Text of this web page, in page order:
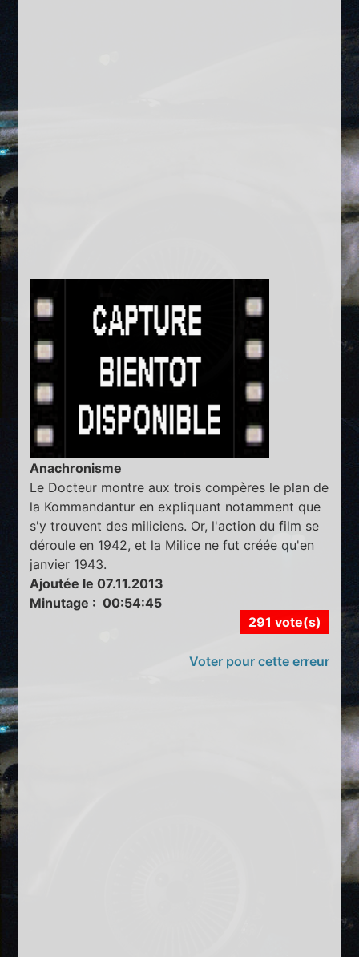
Anachronisme
Le Docteur montre aux trois compères le plan de
la Kommandantur en expliquant notamment que
s'y trouvent des miliciens. Or, l'action du film se
déroule en 1942, et la Milice ne fut créée qu'en
janvier 1943.
Ajoutée le 07.11.2013
Minutage : 00:54:45
291 vote(s)
Voter pour cette erreur